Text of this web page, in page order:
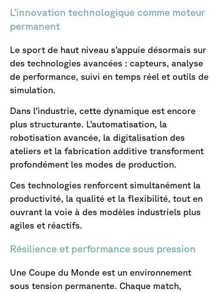
L’innovation technologique comme moteur
permanent
Le sport de haut niveau s’appuie désormais sur
des technologies avancées : capteurs, analyse
de performance, suivi en temps réel et outils de
simulation.
Dans l’industrie, cette dynamique est encore
plus structurante. L’automatisation, la
robotisation avancée, la digitalisation des
ateliers et la fabrication additive transforment
profondément les modes de production.
Ces technologies renforcent simultanément la
productivité, la qualité et la flexibilité, tout en
ouvrant la voie à des modèles industriels plus
agiles et réactifs.
Résilience et performance sous pression
Une Coupe du Monde est un environnement
sous tension permanente. Chaque match,